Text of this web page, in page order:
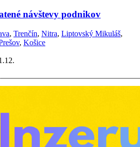
návštevy podnikov
, Trenčín, Nitra, Liptovský Mikuláš,
, Košice